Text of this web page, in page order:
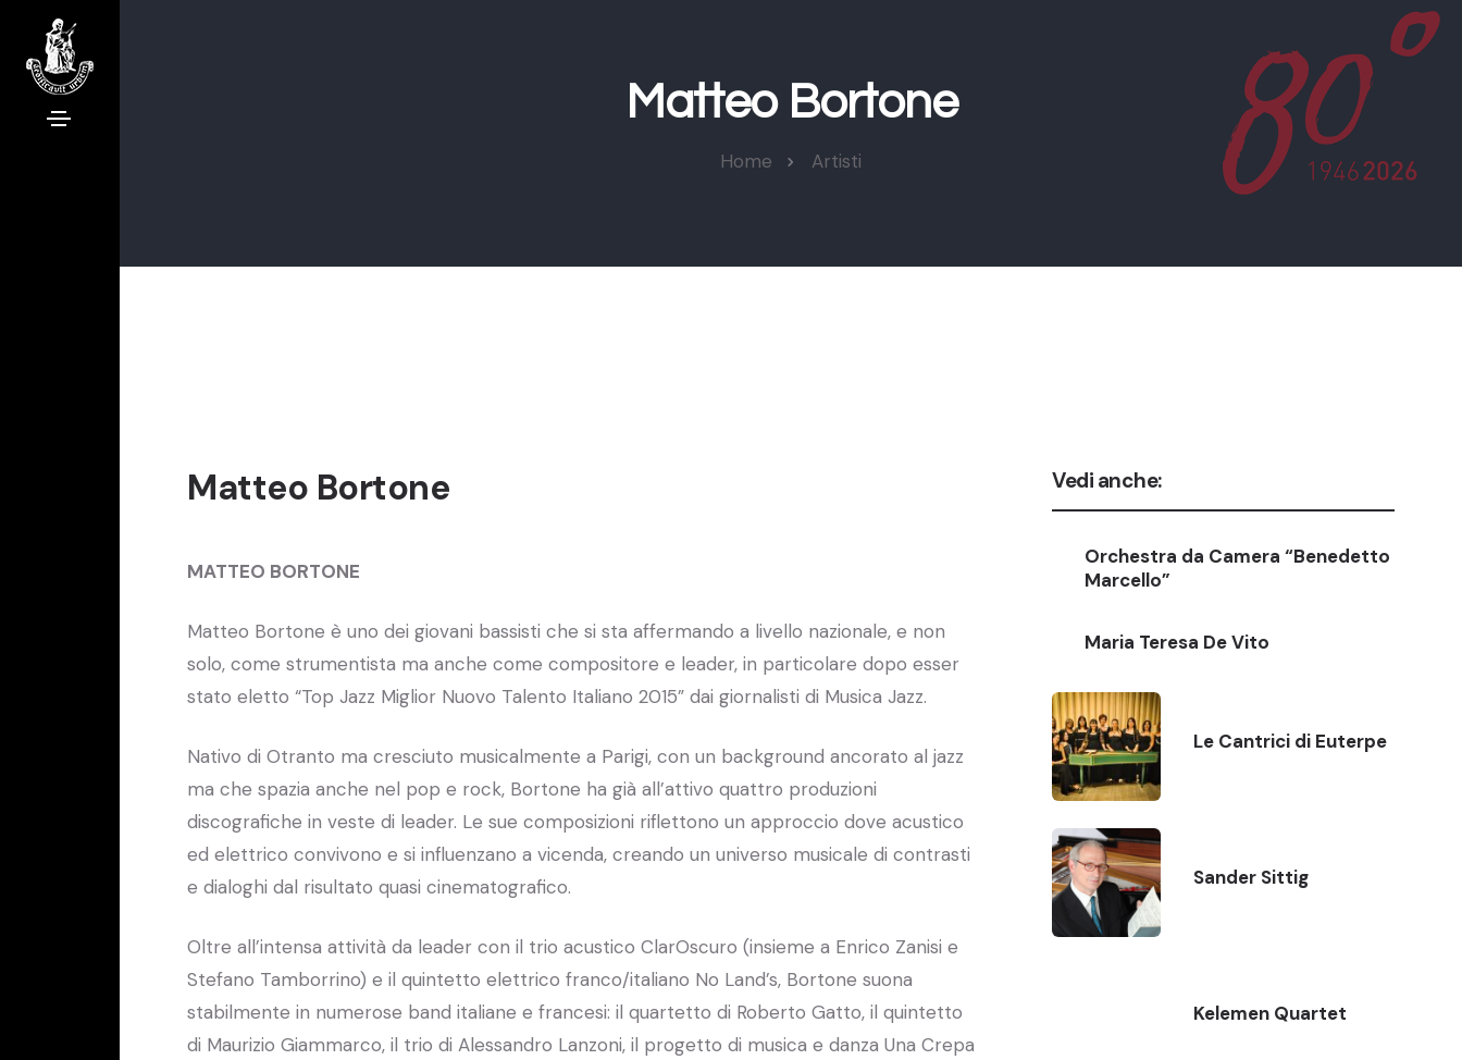
Matteo Bortone
Home Artisti
Matteo Bortone
MATTEO BORTONE
Matteo Bortone è uno dei giovani bassisti che si sta affermando a livello nazionale, e non
solo, come strumentista ma anche come compositore e leader, in particolare dopo esser
stato eletto “Top Jazz Miglior Nuovo Talento Italiano 2015” dai giornalisti di Musica Jazz.
Nativo di Otranto ma cresciuto musicalmente a Parigi, con un background ancorato al jazz
ma che spazia anche nel pop e rock, Bortone ha già all’attivo quattro produzioni
discografiche in veste di leader. Le sue composizioni riflettono un approccio dove acustico
ed elettrico convivono e si influenzano a vicenda, creando un universo musicale di contrasti
e dialoghi dal risultato quasi cinematografico.
Oltre all’intensa attività da leader con il trio acustico ClarOscuro (insieme a Enrico Zanisi e
Stefano Tamborrino) e il quintetto elettrico franco/italiano No Land’s, Bortone suona
stabilmente in numerose band italiane e francesi: il quartetto di Roberto Gatto, il quintetto
di Maurizio Giammarco, il trio di Alessandro Lanzoni, il progetto di musica e danza Una Crepa
Vedi anche:
Orchestra da Camera “Benedetto
Marcello”
Maria Teresa De Vito
Le Cantrici di Euterpe
Sander Sittig
Kelemen Quartet